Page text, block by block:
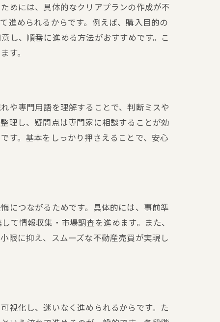
めには、具体的なクリアプランの作成が不
進められるからです。例えば、購入目的の
し、順番に進める方法がおすすめです。こ
す。
や専門用語を理解することで、判断ミスや
理し、疑問点は専門家に相談することが効
す。基本をしっかり押さえることで、安心
につながるためです。具体的には、事前準
て情報収集・市場調査を進めます。また、
限に抑え、スムーズな不動産売買が実現し
視化し、迷いなく進められるからです。た